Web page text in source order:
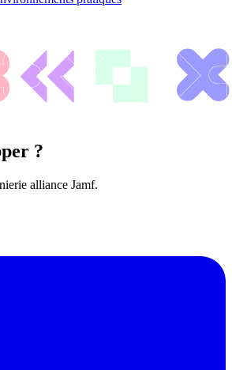
?
alliance Jamf.